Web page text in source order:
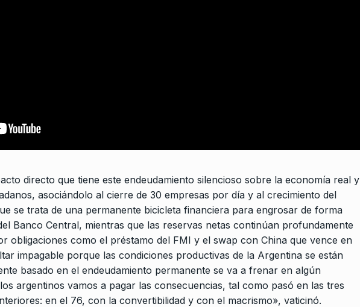
directo que tiene este endeudamiento silencioso sobre la economía real y
asociándolo al cierre de 30 empresas por día y al crecimiento del
se trata de una permanente bicicleta financiera para engrosar de forma
Banco Central, mientras que las reservas netas continúan profundamente
obligaciones como el préstamo del FMI y el swap con China que vence en
impagable porque las condiciones productivas de la Argentina se están
basado en el endeudamiento permanente se va a frenar en algún
argentinos vamos a pagar las consecuencias, tal como pasó en las tres
en el 76, con la convertibilidad y con el macrismo», vaticinó.